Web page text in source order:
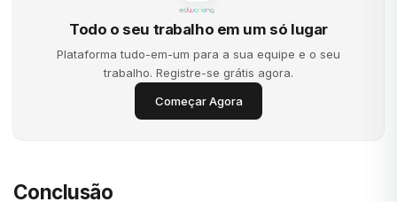
Todo o seu trabalho em um só lugar
Plataforma tudo-em-um para a sua equipe e o seu
trabalho. Registre-se grátis agora.
Começar Agora
Conclusão